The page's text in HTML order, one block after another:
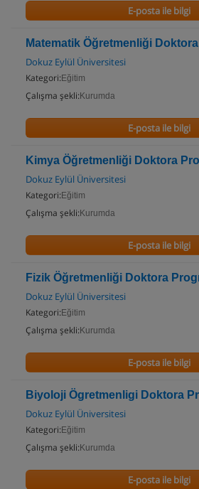
E-posta ile bilgi
Matematik Öğretmenliği
Dokuz Eylül Üniversitesi
Kategori: Eğitim
Çalışma şekli: Kurumda
E-posta ile bilgi
Kimya Öğretmenliği Doktora
Dokuz Eylül Üniversitesi
Kategori: Eğitim
Çalışma şekli: Kurumda
E-posta ile bilgi
Fizik Öğretmenliği Doktora
Dokuz Eylül Üniversitesi
Kategori: Eğitim
Çalışma şekli: Kurumda
E-posta ile bilgi
Biyoloji Ögretmenligi Doktora
Dokuz Eylül Üniversitesi
Kategori: Eğitim
Çalışma şekli: Kurumda
E-posta ile bilgi